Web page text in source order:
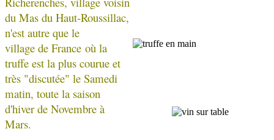
du Mas du Haut-Roussillac,
n'est autre que le
village de France où la
truffe est la plus courue et
très "discutée" le Samedi
matin, toute la saison
d'hiver de Novembre à
Mars.